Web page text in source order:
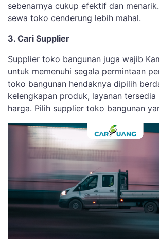
sebenarnya cukup efektif dan
sewa toko cenderung lebih mahal.
3. Cari Supplier
Supplier toko bangunan juga wajib
untuk memenuhi segala permintaan
toko bangunan hendaknya dipilih
kelengkapan produk, layanan
harga. Pilih supplier toko bangunan